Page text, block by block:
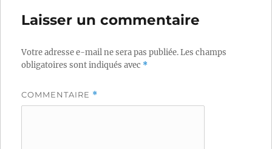
Laisser un commentaire
Votre adresse e-mail ne sera pas publiée.Les champs
obligatoires sont indiqués avec *
COMMENTAIRE *